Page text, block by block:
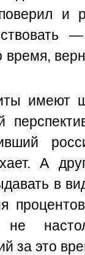
и
время,
имеют
А
в
за это